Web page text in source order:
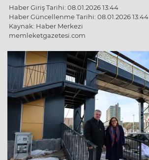
Haber Giriş Tarihi: 08.01.2026 13:44
Haber Güncellenme Tarihi: 08.01.2026 13:44
Kaynak: Haber Merkezi
memleketgazetesi.com